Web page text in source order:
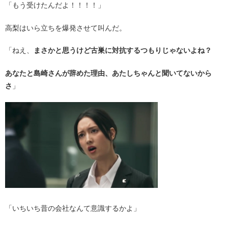
「もう受けたんだよ！！！！」
高梨はいら立ちを爆発させて叫んだ。
「ねえ、 まさかと思うけど古巣に対抗するつもりじゃないよね？
あなたと島崎さんが辞めた理由、あたしちゃんと聞いてないから
さ 」
「いちいち昔の会社なんて意識するかよ」